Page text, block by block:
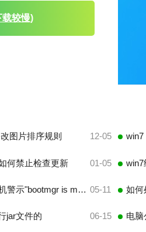
载较慢)
图片排序规则 12-05 win7
何禁止检查更新 01-05 win7
系统之家32位纯净版系统开机警示"bootmgr is missing"的还原之路 05-11
jar文件的 06-15 电脑